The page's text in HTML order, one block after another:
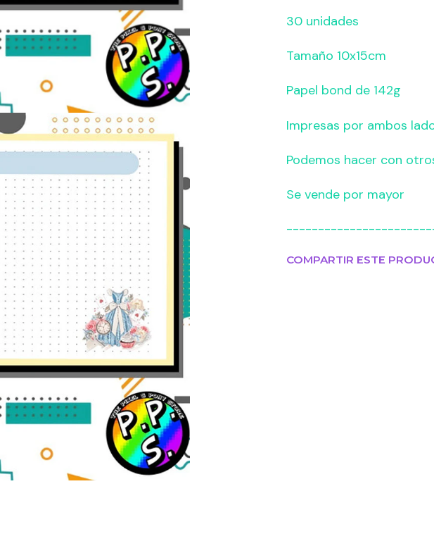
30 unidades
Tamaño 10x15cm
Papel bond de 142g
Impresas por ambos
Podemos hacer con
Se vende por mayor
COMPARTIR ESTE